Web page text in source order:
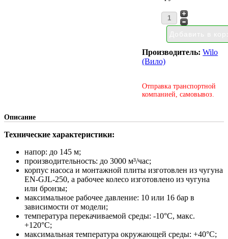
Производитель:Wilo
(Вило)
Отправка транспортной
компанией, самовывоз.
Описание
Технические характеристики:
напор: до 145 м;
производительность: до 3000 м³/час;
корпус насоса и монтажной плиты изготовлен из чугуна
EN-GJL-250, а рабочее колесо изготовлено из чугуна
или бронзы;
максимальное рабочее давление: 10 или 16 бар в
зависимости от модели;
температура перекачиваемой среды: -10°С, макс.
+120°С;
максимальная температура окружающей среды: +40°С;